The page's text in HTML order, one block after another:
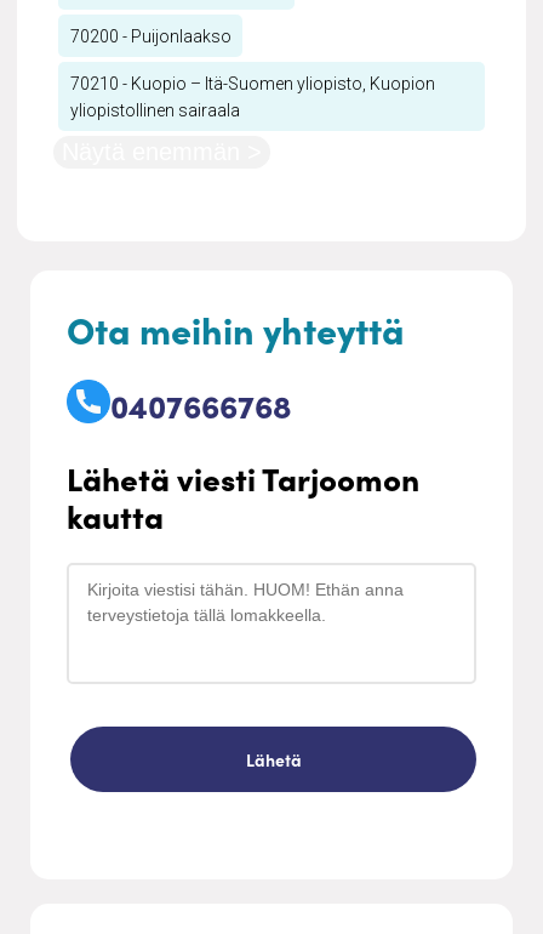
70200 - Puijonlaakso
70210 - Kuopio – Itä-Suomen yliopisto, Kuopion
yliopistollinen sairaala
Ota meihin yhteyttä
0407666768
Lähetä viesti Tarjoomon
kautta